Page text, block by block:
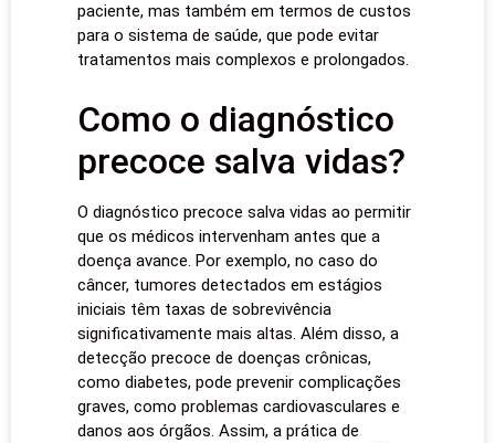
paciente, mas também em termos de custos
para o sistema de saúde, que pode evitar
tratamentos mais complexos e prolongados.
Como o diagnóstico
precoce salva vidas?
O diagnóstico precoce salva vidas ao permitir
que os médicos intervenham antes que a
doença avance. Por exemplo, no caso do
câncer, tumores detectados em estágios
iniciais têm taxas de sobrevivência
significativamente mais altas. Além disso, a
detecção precoce de doenças crônicas,
como diabetes, pode prevenir complicações
graves, como problemas cardiovasculares e
danos aos órgãos. Assim, a prática de